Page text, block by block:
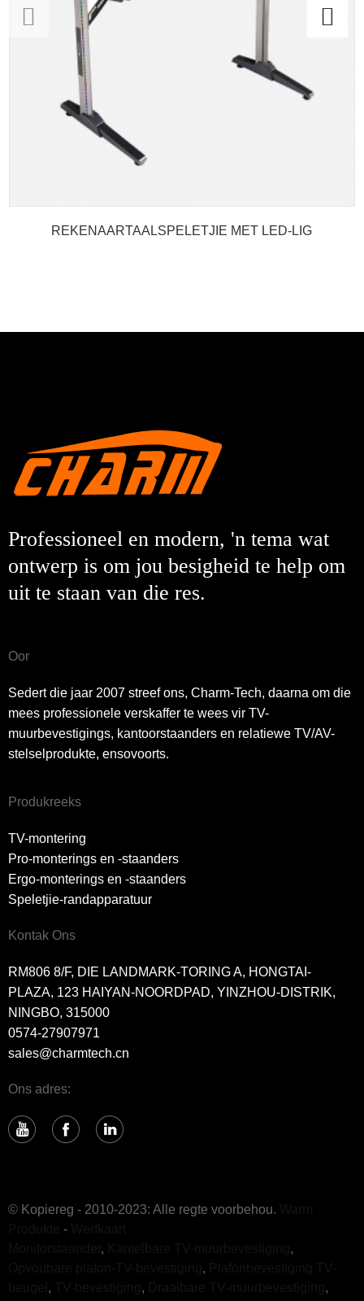
REKENAARTAALSPELETJIE MET LED-LIG
Professioneel en modern, 'n tema wat
ontwerp is om jou besigheid te help om
uit te staan ​​van die res.
Oor
Sedert die jaar 2007 streef ons, Charm-Tech, daarna om die
mees professionele verskaffer te wees vir TV-
muurbevestigings, kantoorstaanders en relatiewe TV/AV-
stelselprodukte, ensovoorts.
Produkreeks
TV-montering
Pro-monterings en -staanders
Ergo-monterings en -staanders
Speletjie-randapparatuur
Kontak Ons
RM806 8/F, DIE LANDMARK-TORING A, HONGTAI-
PLAZA, 123 HAIYAN-NOORDPAD, YINZHOU-DISTRIK,
NINGBO, 315000
0574-27907971
sales@charmtech.cn
Ons adres:
© Kopiereg - 2010-2023: Alle regte voorbehou.
-
,
,
,
, , ,